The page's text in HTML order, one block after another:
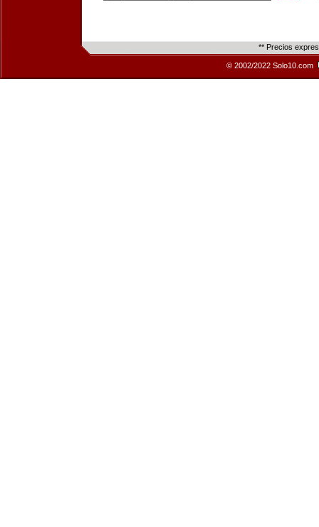
** Precios
© 2002/2022 Solo10.com